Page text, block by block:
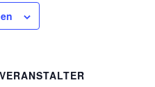
VERANSTALTER